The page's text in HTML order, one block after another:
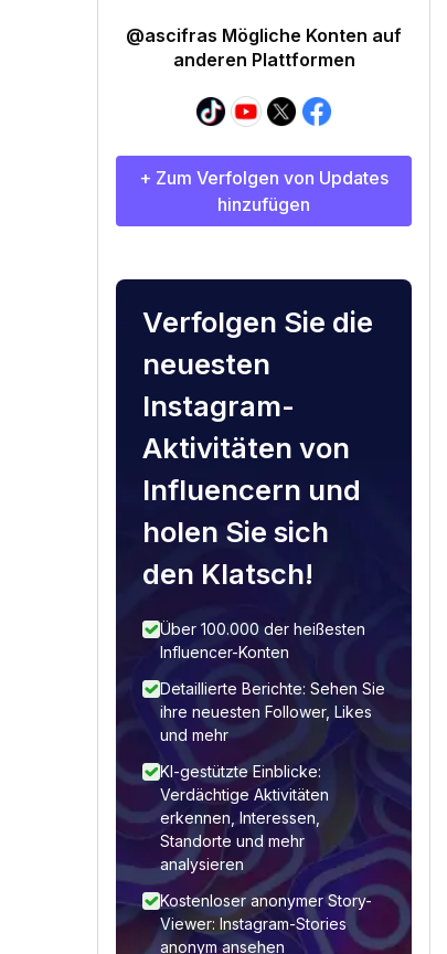
@ascifras Mögliche Konten auf
anderen Plattformen
+ Zum Verfolgen von Updates
hinzufügen
Verfolgen Sie die
neuesten
Instagram-
Aktivitäten von
Influencern und
holen Sie sich
den Klatsch!
Über 100.000 der heißesten
Influencer-Konten
Detaillierte Berichte: Sehen Sie
ihre neuesten Follower, Likes
und mehr
KI-gestützte Einblicke:
Verdächtige Aktivitäten
erkennen, Interessen,
Standorte und mehr
analysieren
Kostenloser anonymer Story-
Viewer: Instagram-Stories
anonym ansehen